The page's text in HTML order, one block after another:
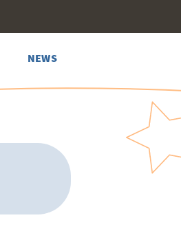
NEWS